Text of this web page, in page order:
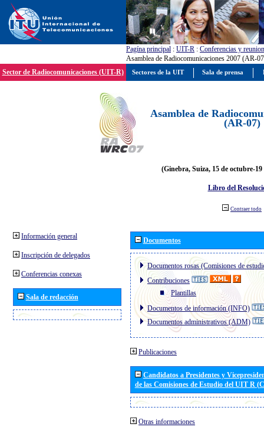
Pagína principal : UIT-R : Conferencias y
Asamblea de Radiocomunicaciones 2007 (AR-
Sector de Radiocomunicaciones (UIT-R)
Asamblea de
(AR-07)
(Ginebra, Suiza, 15 de octubre-19
Libro del
Contraer todo
Información general
Inscripción de delegados
Conferencias conexas
Sala de redacción
Documentos
Documentos rosas (Comisiones de
Contribuciones
Plantillas
Documentos de información (INFO)
Documentos administrativos (ADM)
Publicaciones
Candidatos a Presidentes y
de las Comisiones de Estudio del UIT R
Otras informaciones
Sectores de la UIT Sala de prensa